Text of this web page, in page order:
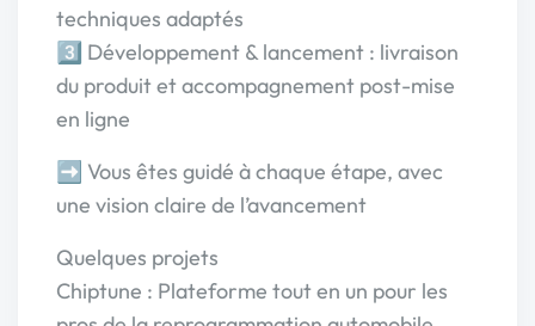
techniques adaptés
3️⃣ Développement & lancement : livraison
du produit et accompagnement post-mise
en ligne
➡️ Vous êtes guidé à chaque étape, avec
une vision claire de l’avancement
Quelques projets
Chiptune : Plateforme tout en un pour les